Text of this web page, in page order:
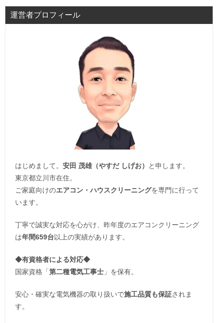
運営者プロフィール
はじめまして。 安田 茂雄（やすだ しげお）
と申します。
東京都立川市在住。
ご家庭向けのエアコン・ハウスクリーニングを専門に行って
います。
丁寧で誠実な対応を心がけ、昨年度のエアコンクリーニング
は年間659台以上の実績があります。
◆有資格者による対応◆
国家資格「第二種電気工事士 」を保有。
安心・確実な電気機器の取り扱いで施工品質も保証されま
す。